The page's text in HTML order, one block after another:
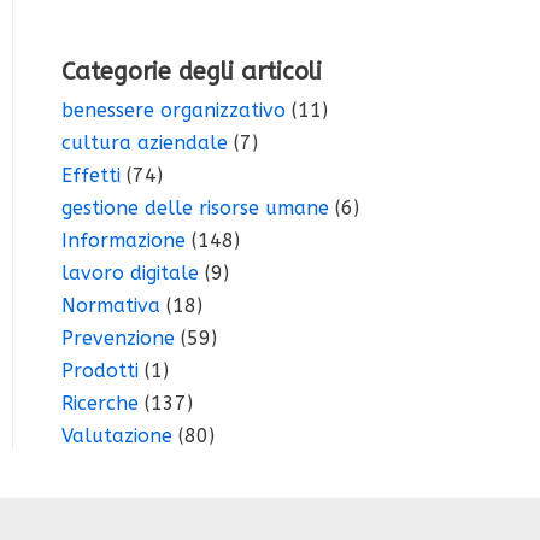
Categorie degli articoli
benessere organizzativo (11)
cultura aziendale (7)
Effetti (74)
gestione delle risorse umane (6)
Informazione (148)
lavoro digitale (9)
Normativa (18)
Prevenzione (59)
Prodotti (1)
Ricerche (137)
Valutazione (80)